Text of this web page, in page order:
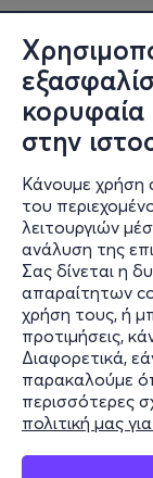
κορυφαία
στην
Κάνουμε χρήση
του
λειτουργιών
ανάλυση της
Σας δίνεται η
απαραίτητων
χρήση τους, ή
προτιμήσεις,
Διαφορετικά,
παρακαλούμε
περισσότερες
πολιτική μας
Υποστήριξη
Stay
Mobile app